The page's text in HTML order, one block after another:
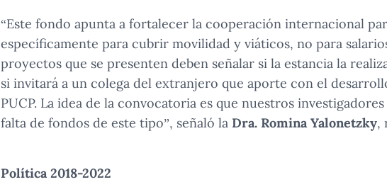
“Este fondo apunta a fortalecer la cooperación internacional
específicamente para cubrir movilidad y viáticos, no para
proyectos que se presenten deben señalar si la estancia la
si invitará a un colega del extranjero que aporte con el
PUCP. La idea de la convocatoria es que nuestros
falta de fondos de este tipo”, señaló la Dra. Romina Yalonetzky,
Política 2018-2022